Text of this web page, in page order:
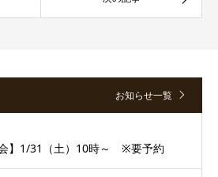
お知らせ一覧
会】1/31（土）10時～ ※要予約